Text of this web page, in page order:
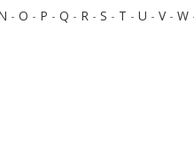
- O - P - Q - R - S - T - U - V- W